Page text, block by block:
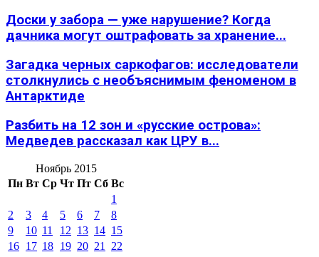
Доски у забора — уже нарушение? Когда
дачника могут оштрафовать за хранение...
Загадка черных саркофагов: исследователи
столкнулись с необъяснимым феноменом в
Антарктиде
Разбить на 12 зон и «русские острова»:
Медведев рассказал как ЦРУ в...
Ноябрь 2015
Пн Вт Ср Чт Пт Сб Вс
1
2
3 4 5 6 7
8
9
10 11 12 13 14 15
16 17 18 19 20 21
22